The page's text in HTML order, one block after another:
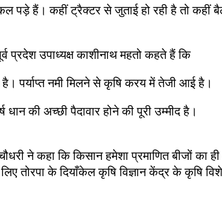
पड़े हैं। कहीं ट्रैक्टर से जुताई हो रही है तो
प्रदेश उपाध्यक्ष काशीनाथ महतो कहते हैं कि
पर्याप्त नमी मिलने से कृषि करय में तेजी आई है।
की अच्छी पैदावार होने की पूरी उम्मीद है।
ने कहा कि किसान हमेशा प्रमाणित बीजों
तोरपा के दियाँकेल कृषि विज्ञान केंद्र के कृषि